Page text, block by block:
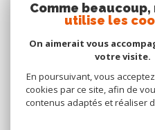
AVIS
Comme
utilise les
On aimerait vous
votre visite.
En poursuivant, vous
cookies par ce site, afin de
contenus adaptés et réaliser